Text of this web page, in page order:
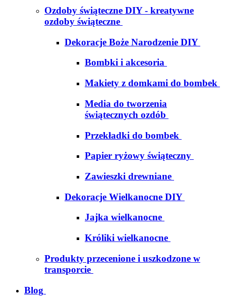
Ozdoby świąteczne DIY - kreatywne
ozdoby świąteczne
Dekoracje Boże Narodzenie DIY
Bombki i akcesoria
Makiety z domkami do bombek
Media do tworzenia
świątecznych ozdób
Przekładki do bombek
Papier ryżowy świąteczny
Zawieszki drewniane
Dekoracje Wielkanocne DIY
Jajka wielkanocne
Króliki wielkanocne
Produkty przecenione i uszkodzone w
transporcie
Blog